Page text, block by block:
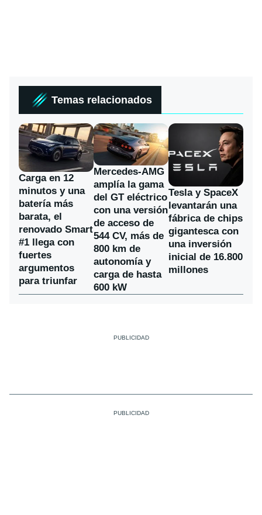
Temas relacionados
Carga en 12
minutos y una
batería más
barata, el
renovado Smart
#1 llega con
fuertes
argumentos
para triunfar
Mercedes-AMG
amplía la gama
del GT eléctrico
con una versión
de acceso de
544 CV, más de
800 km de
autonomía y
carga de hasta
600 kW
Tesla y SpaceX
levantarán una
fábrica de chips
gigantesca con
una inversión
inicial de 16.800
millones